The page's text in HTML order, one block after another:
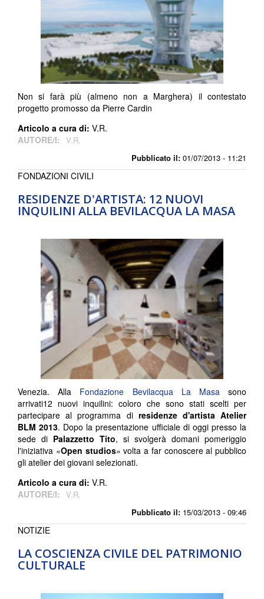
Pubblicato il: 01/07/2013 - 11:21
Non si farà più (almeno non a Marghera) il contestato
progetto promosso da Pierre Cardin
Articolo a cura di: V.R.
AUTORE/I: V.R.
RESIDENZE D'ARTISTA: 12 NUOVI
INQUILINI ALLA BEVILACQUA LA MASA
Pubblicato il: 15/03/2013 - 09:46
FONDAZIONI CIVILI
Venezia. Alla Fondazione Bevilacqua La Masa sono
arrivati12 nuovi inquilini: coloro che sono stati scelti per
partecipare al programma di residenze d'artista Atelier
BLM 2013. Dopo la presentazione ufficiale di oggi presso la
sede di Palazzetto Tito, si svolgerà domani pomeriggio
l'iniziativa «Open studios» volta a far conoscere al pubblico
gli atelier dei giovani selezionati.
Articolo a cura di: V.R.
AUTORE/I: V.R.
LA COSCIENZA CIVILE DEL PATRIMONIO
CULTURALE
NOTIZIE